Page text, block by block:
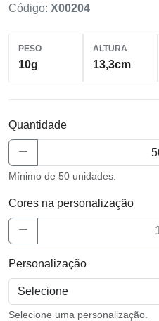
Código: X00204
PESO
10g
ALTURA
13,3cm
Quantidade
Mínimo de 50 unidades.
Cores na personalização
Personalização
Selecione uma personalização.